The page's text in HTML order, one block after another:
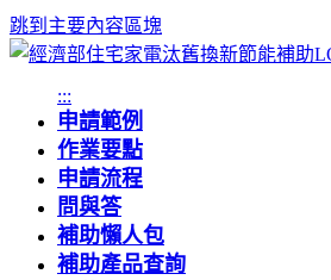
跳到主要內容區塊
:::
申請範例
作業要點
申請流程
問與答
補助懶人包
補助產品查詢